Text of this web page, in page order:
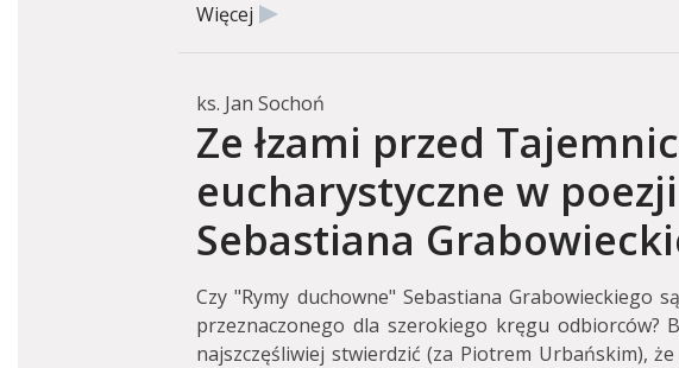
Więcej
ks. Jan Sochoń
Ze łzami przed
eucharystyczne w poezji
Sebastiana
Czy "Rymy duchowne" Sebastiana Grabowieckiego
przeznaczonego dla szerokiego kręgu odbiorców?
najszczęśliwiej stwierdzić (za Piotrem Urbańskim),